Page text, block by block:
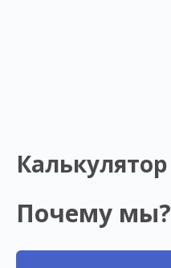
Калькулятор
Почему мы?